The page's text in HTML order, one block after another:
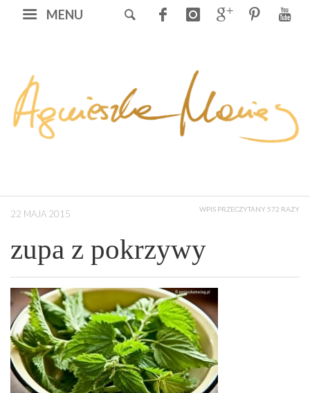
MENU
22 MAJA 2015 WPIS PRZECZYTANY 572 RAZY
zupa z pokrzywy